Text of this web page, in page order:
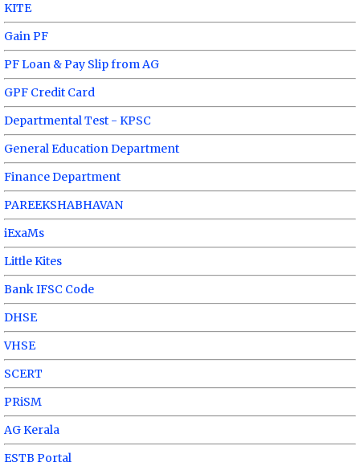
KITE
Gain PF
PF Loan & Pay Slip from AG
GPF Credit Card
Departmental Test - KPSC
General Education Department
Finance Department
PAREEKSHABHAVAN
iExaMs
Little Kites
Bank IFSC Code
DHSE
VHSE
SCERT
PRiSM
AG Kerala
ESTB Portal